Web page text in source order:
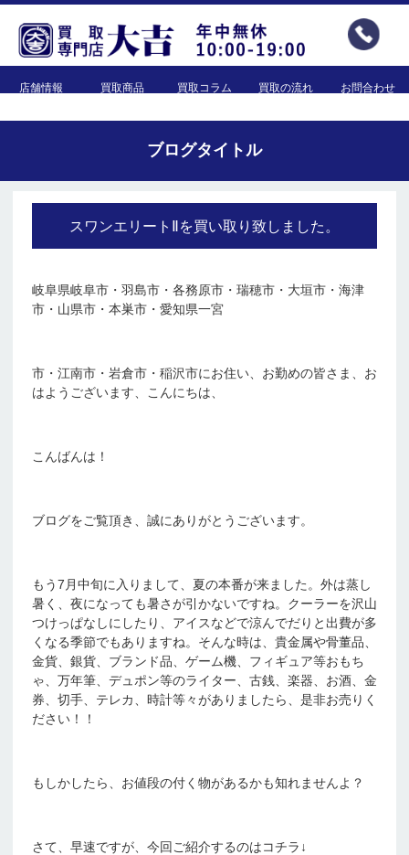
店舗情報 買取商品 買取コラム 買取の流れ お問合わせ
ブログタイトル
スワンエリートⅡを買い取り致しました。
岐阜県岐阜市・羽島市・各務原市・瑞穂市・大垣市・海津
市・山県市・本巣市・愛知県一宮
市・江南市・岩倉市・稲沢市にお住い、お勤めの皆さま、お
はようございます、こんにちは、
こんばんは！
ブログをご覧頂き、誠にありがとうございます。
もう7月中旬に入りまして、夏の本番が来ました。外は蒸し
暑く、夜になっても暑さが引かないですね。クーラーを沢山
つけっぱなしにしたり、アイスなどで涼んでだりと出費が多
くなる季節でもありますね。そんな時は、貴金属や骨董品、
金貨、銀貨、ブランド品、ゲーム機、フィギュア等おもち
ゃ、万年筆、デュポン等のライター、古銭、楽器、お酒、金
券、切手、テレカ、時計等々がありましたら、是非お売りく
ださい！！
もしかしたら、お値段の付く物があるかも知れませんよ？
さて、早速ですが、今回ご紹介するのはコチラ↓